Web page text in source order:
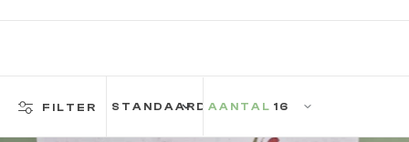
FILTER AANTAL